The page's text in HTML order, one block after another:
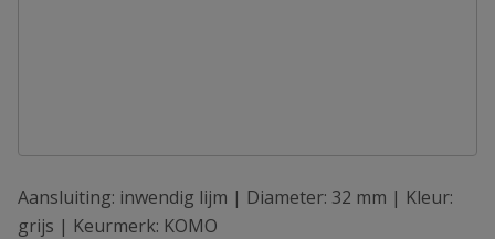
Aansluiting: inwendig lijm | Diameter: 32 mm | Kleur:
grijs | Keurmerk: KOMO